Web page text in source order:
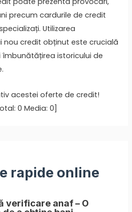
precum cardurile de credit
Utilizarea
nou credit obținut este crucială
istoricului de
acestei oferte de credit!
0 Media: 0]
rapide online
verificare anaf – O